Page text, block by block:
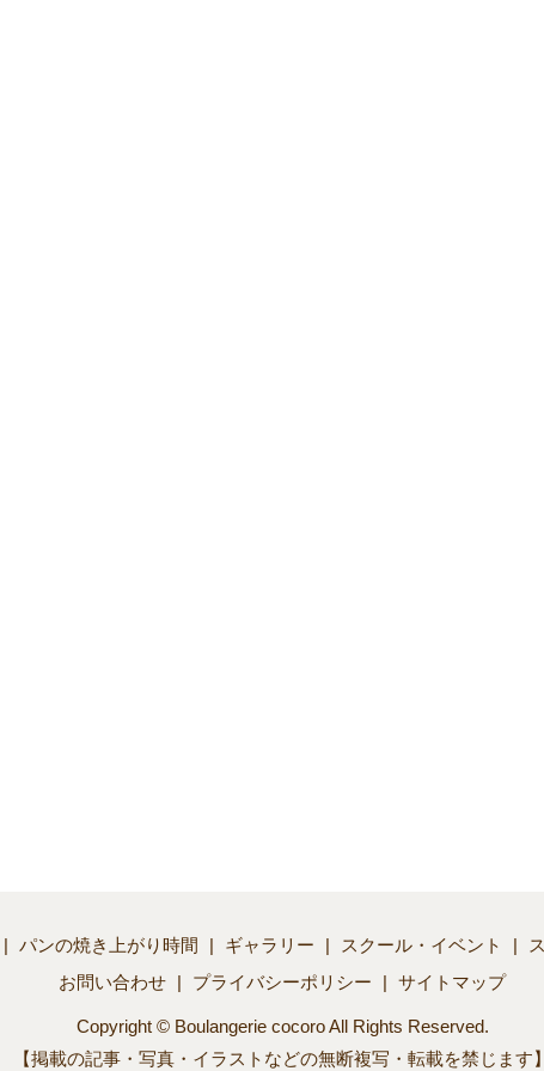
パンの焼き上がり時間 ギャラリー スクール・イベント
お問い合わせ
プライバシーポリシー サイトマップ
Copyright © Boulangerie cocoro All Rights Reserved.
【掲載の記事・写真・イラストなどの無断複写・転載を禁じます】